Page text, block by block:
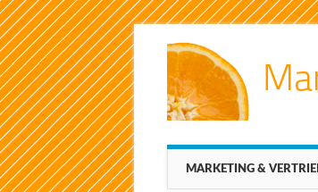
Main
MARKETING &